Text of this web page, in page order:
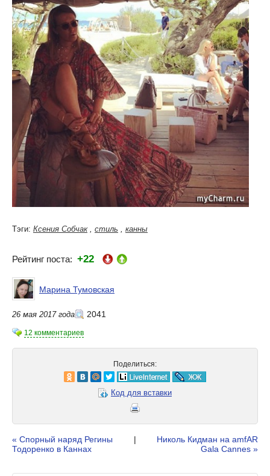
Тэги: Ксения Собчак, стиль , канны
Рейтинг поста: +22
Марина Тумовская
26 мая 2017 года 2041
12 комментариев
Поделиться:
Код для вставки
« Спорный наряд Регины
Тодоренко в Каннах
|
Николь Кидман на amfAR
Gala Cannes »